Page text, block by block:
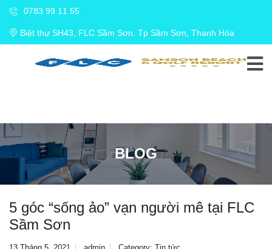
0783 99 11 55
Biệt thự SH43, FLC Sầm Sơn. Tp Sầm Sơn, Thanh Hóa
BLOG
5 góc “sống ảo” vạn người mê tại FLC
Sầm Sơn